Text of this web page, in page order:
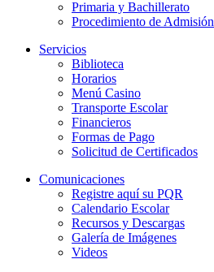
Primaria y Bachillerato
Procedimiento de Admisión
Servicios
Biblioteca
Horarios
Menú Casino
Transporte Escolar
Financieros
Formas de Pago
Solicitud de Certificados
Comunicaciones
Registre aquí su PQR
Calendario Escolar
Recursos y Descargas
Galería de Imágenes
Videos